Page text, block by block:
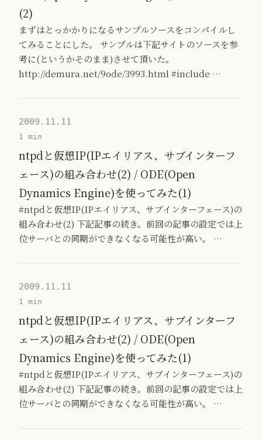
(2)
まずはとっかかりになるサンプルソースをコンパイルし
てみることにした。 サンプルは下記サイトのソースを参
考に(というかそのまま)させて頂いた。
http://demura.net/9ode/3993.html #include …
2009.11.11
1 min
ntpdと仮想IP(IPエイリアス、サブインターフ
ェース)の組み合わせ(2) / ODE(Open
Dynamics Engine)を使ってみた(1)
#ntpdと仮想IP(IPエイリアス、サブインターフェース)の
組み合わせ(2) 下記記事の続き。前回の記事の設定では上
位サーバとの同期ができなくなる可能性が高い。 …
2009.11.11
1 min
ntpdと仮想IP(IPエイリアス、サブインターフ
ェース)の組み合わせ(2) / ODE(Open
Dynamics Engine)を使ってみた(1)
#ntpdと仮想IP(IPエイリアス、サブインターフェース)の
組み合わせ(2) 下記記事の続き。前回の記事の設定では上
位サーバとの同期ができなくなる可能性が高い。 …